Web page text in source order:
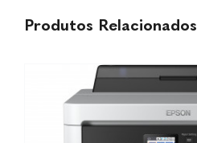
Produtos Relacionados